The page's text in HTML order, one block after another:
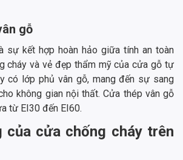
gỗ
sự kết hợp hoàn hảo giữa tính an toàn
cháy và vẻ đẹp thẩm mỹ của cửa gỗ tự
có lớp phủ vân gỗ, mang đến sự sang
không gian nội thất. Cửa thép vân gỗ
từ EI30 đến EI60.
của cửa chống cháy trên